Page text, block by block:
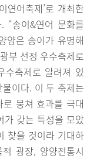
연어축제’로 개최한
“송이&연어 문화를
양은 송이가 유명해
부 선정 우수축제로
수축제로 알려져 있
이다. 이 두 축제는
뭉쳐 효과를 극대
가 갖는 특성을 모았
찾을 것이라 기대하
광장, 양양전통시